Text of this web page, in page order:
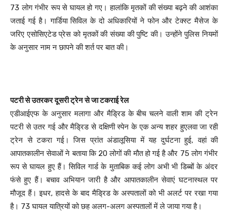
73 लोग गंभीर रूप से घायल हो गए। हालांकि मृतकों की संख्या बढ़ने की आशंका
जताई गई है। गार्डिया सिविल के दो अधिकारियों ने फोन और टेक्स्ट मैसेज के
जरिए एसोसिएटेड प्रेस को मृतकों की संख्या की पुष्टि की। उन्होंने पुलिस नियमों
के अनुसार नाम न छापने की शर्त पर बात की।
पटरी से उतरकर दूसरी ट्रेन से जा टकराई रेल
एडीआईएफ के अनुसार मलागा और मैड्रिड के बीच चलने वाली शाम की ट्रेन
पटरी से उतर गई और मैड्रिड से दक्षिणी स्पेन के एक अन्य शहर हुएलवा जा रही
ट्रेन से टकरा गई। जिस प्रांत अंडालूसिया में यह दुर्घटना हुई, वहां की
आपातकालीन सेवाओं ने बताया कि 20 लोगों की मौत हो गई है और 75 लोग गंभीर
रूप से घायल हुए हैं। सिविल गार्ड के मुताबिक कई लोग अभी भी डिब्बों के अंदर
फंसे हुए हैं। बचाव अभियान जारी है और आपातकालीन सेवाएं घटनास्थल पर
मौजूद हैं। इधर, हादसे के बाद मैड्रिड के अस्पतालों को भी अलर्ट पर रखा गया
है। 73 घायल यात्रियों को छह अलग-अलग अस्पतालों में ले जाया गया है।